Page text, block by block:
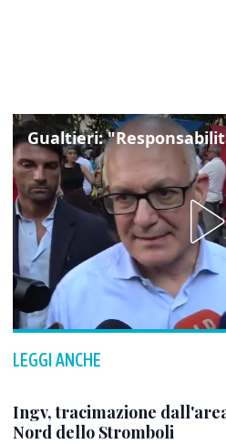
LEGGI ANCHE
Ingv, tracimazione
Nord dello Stromboli